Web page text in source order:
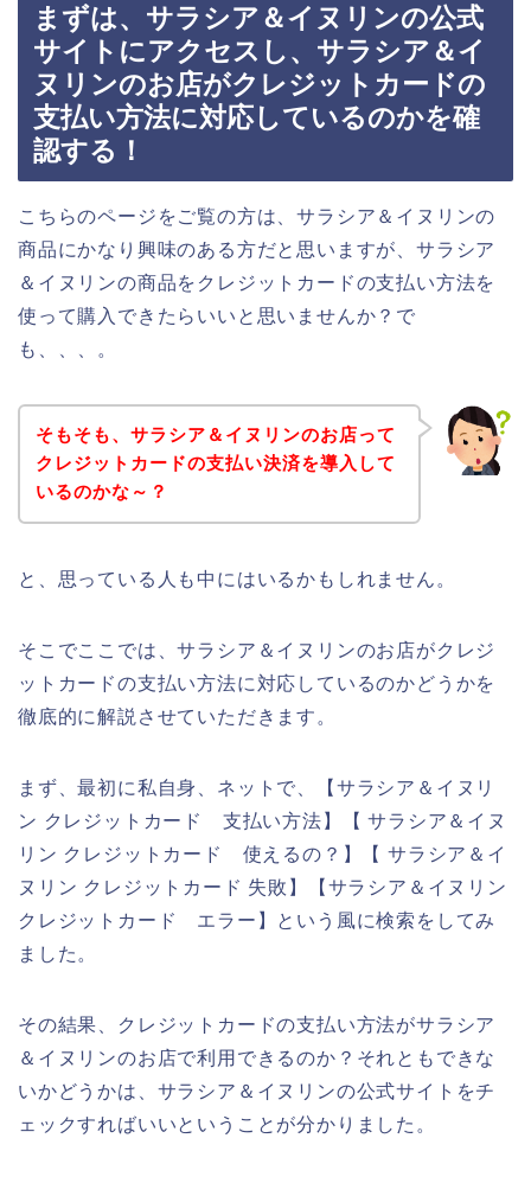
まずは、サラシア＆イヌリンの公式
サイトにアクセスし、サラシア＆イ
ヌリンのお店がクレジットカードの
支払い方法に対応しているのかを確
認する！
こちらのページをご覧の方は、サラシア＆イヌリンの
商品にかなり興味のある方だと思いますが、サラシア
＆イヌリンの商品をクレジットカードの支払い方法を
使って購入できたらいいと思いませんか？で
も、、、。
そもそも、サラシア＆イヌリンのお店って
クレジットカードの支払い決済を導入して
いるのかな～？
と、思っている人も中にはいるかもしれません。
そこでここでは、サラシア＆イヌリンのお店がクレジ
ットカードの支払い方法に対応しているのかどうかを
徹底的に解説させていただきます。
まず、最初に私自身、ネットで、【サラシア＆イヌリ
ン クレジットカード 支払い方法】【 サラシア＆イヌ
リン クレジットカード 使えるの？】【 サラシア＆イ
ヌリン クレジットカード 失敗】【サラシア＆イヌリン
クレジットカード エラー】という風に検索をしてみ
ました。
その結果、クレジットカードの支払い方法がサラシア
＆イヌリンのお店で利用できるのか？それともできな
いかどうかは、サラシア＆イヌリンの公式サイトをチ
ェックすればいいということが分かりました。